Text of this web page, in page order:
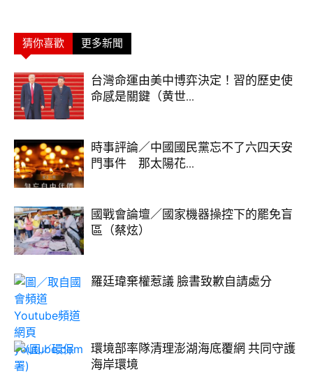
猜你喜歡 更多新聞
台灣命運由美中博弈決定！習的歷史使
命感是關鍵（黄世...
時事評論／中國國民黨忘不了六四天安
門事件 那太陽花...
國戰會論壇／國家機器操控下的罷免盲
區（蔡炫）
羅廷瑋棄權惹議 臉書致歉自請處分
環境部率隊清理澎湖海底覆網 共同守護
海岸環境